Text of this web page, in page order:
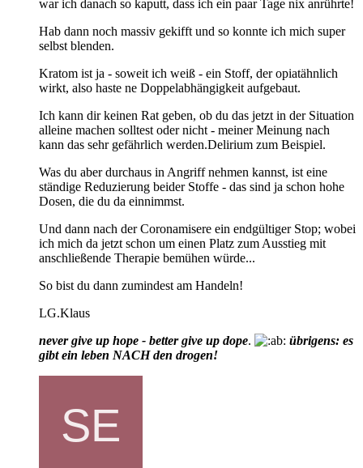
war ich danach so kaputt, dass ich ein paar Tage nix anrührte!
Hab dann noch massiv gekifft und so konnte ich mich super
selbst blenden.
Kratom ist ja - soweit ich weiß - ein Stoff, der opiatähnlich
wirkt, also haste ne Doppelabhängigkeit aufgebaut.
Ich kann dir keinen Rat geben, ob du das jetzt in der Situation
alleine machen solltest oder nicht - meiner Meinung nach
kann das sehr gefährlich werden.Delirium zum Beispiel.
Was du aber durchaus in Angriff nehmen kannst, ist eine
ständige Reduzierung beider Stoffe - das sind ja schon hohe
Dosen, die du da einnimmst.
Und dann nach der Coronamisere ein endgültiger Stop; wobei
ich mich da jetzt schon um einen Platz zum Ausstieg mit
anschließende Therapie bemühen würde...
So bist du dann zumindest am Handeln!
LG.Klaus
never give up hope - better give up dope.
übrigens: es
gibt ein leben NACH den drogen!